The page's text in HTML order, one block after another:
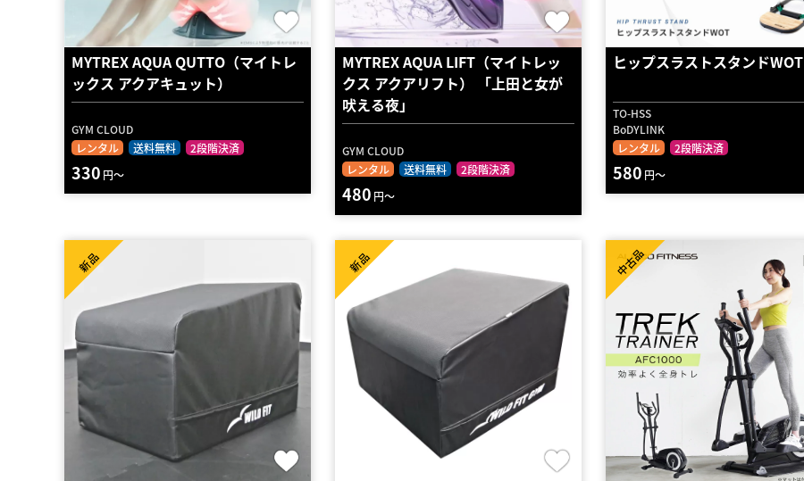
MYTREX AQUA QUTTO（マイトレ
ックス アクアキュット）
GYM CLOUD
レンタル
送料無料 2段階決済
330 円～
MYTREX AQUA LIFT（マイトレッ
クス アクアリフト） 「上田と女が
吠える夜」
GYM CLOUD
レンタル
送料無料 2段階決済
480 円～
ヒップスラストスタンドWOT
TO-HSS
BoDYLINK
レンタル
2段階決済
580 円～
新品 新品 中古品